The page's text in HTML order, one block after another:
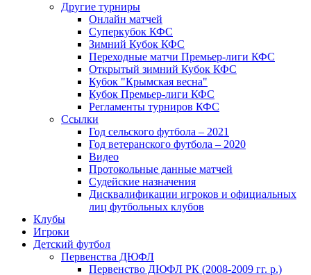
Другие турниры
Онлайн матчей
Суперкубок КФС
Зимний Кубок КФС
Переходные матчи Премьер-лиги КФС
Открытый зимний Кубок КФС
Кубок "Крымская весна"
Кубок Премьер-лиги КФС
Регламенты турниров КФС
Ссылки
Год сельского футбола – 2021
Год ветеранского футбола – 2020
Видео
Протокольные данные матчей
Судейские назначения
Дисквалификации игроков и официальных
лиц футбольных клубов
Клубы
Игроки
Детский футбол
Первенства ДЮФЛ
Первенство ДЮФЛ РК (2008-2009 гг. р.)